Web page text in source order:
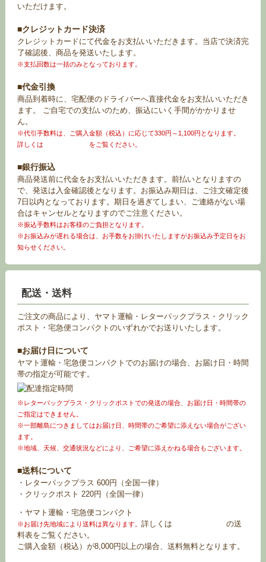
いただけます。
■クレジットカード決済
クレジットカードにて代金をお支払いいただきます。当店で決済完
了確認後、商品を発送いたします。
※支払回数は一括のみとなっております。
■代金引換
商品到着時に、宅配便のドライバーへ直接代金をお支払いいただき
ます。 ご自宅での支払いのため、振込にいく手間がかかりませ
ん。
※代引手数料は、ご購入金額（税込）に応じて330円～1,100円となります。
詳しくは
をご覧ください。
■銀行振込
商品発送前に代金をお支払いいただきます。前払いとなりますの
で、発送は入金確認後となります。お振込み期日は、ご注文確定後
7日以内となっております。期日を過ぎてしまい、ご連絡がない場
合はキャンセルとなりますのでご注意ください。
※振込手数料はお客様のご負担となります。
※お振込みが遅れる場合は、お手数をお掛けいたしますがお振込み予定日をお
知らせください。
配送・送料
ご注文の商品により、ヤマト運輸・レターパックプラス・クリック
ポスト・宅急便コンパクトのいずれかでお送りいたします。
■お届け日について
ヤマト運輸・宅急便コンパクトでのお届けの場合、お届け日・時間
帯の指定が可能です。
※レターパックプラス・クリックポストでの発送の場合、お届け日・時間帯の
ご指定はできません。
※一部離島につきましてはお届け日、時間帯のご希望に添えない場合がござい
ます。
※地域、天候、交通状況などにより、ご希望に添えかねる場合もございます。
■送料について
・レターパックプラス 600円（全国一律）
・クリックポスト 220円（全国一律）
・ヤマト運輸・宅急便コンパクト
※お届け先地域により送料は異なります。 詳しくは
の送
料表をご覧ください。
ご購入金額（税込）が8,000円以上の場合、送料無料となります。